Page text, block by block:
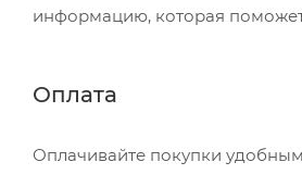
информацию, которая
Оплата
Оплачивайте покупки